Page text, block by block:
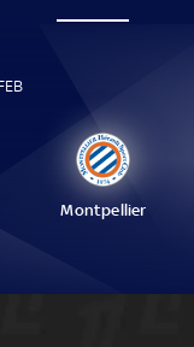
Montpellier